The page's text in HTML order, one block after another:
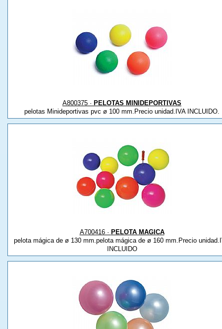
A800375 · PELOTAS MINIDEPORTIVAS
pelotas Minideportivas pvc ø 100 mm.Precio unidad.IVA INCLUIDO.
A700416 · PELOTA MAGICA
pelota mágica de ø 130 mm.pelota mágica de ø 160 mm.Precio
INCLUIDO